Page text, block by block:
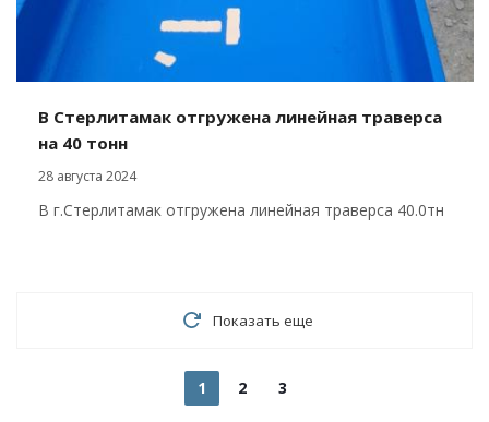
В Стерлитамак отгружена линейная траверса
на 40 тонн
28 августа 2024
В г.Стерлитамак отгружена линейная траверса 40.0тн
Показать еще
1 2 3